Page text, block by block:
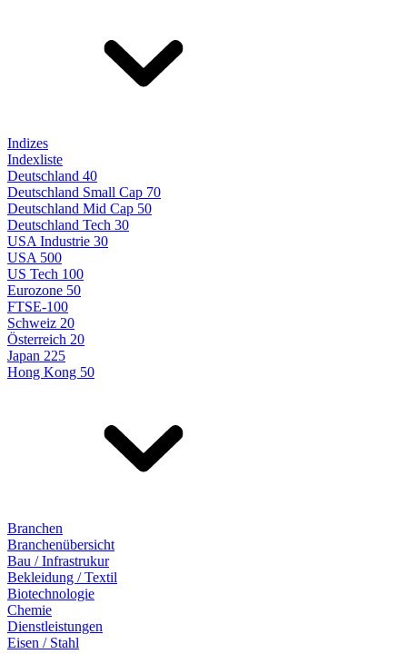
Indizes
Indexliste
Deutschland 40
Deutschland Small Cap 70
Deutschland Mid Cap 50
Deutschland Tech 30
USA Industrie 30
USA 500
US Tech 100
Eurozone 50
FTSE-100
Schweiz 20
Österreich 20
Japan 225
Hong Kong 50
Branchen
Branchenübersicht
Bau / Infrastrukur
Bekleidung / Textil
Biotechnologie
Chemie
Dienstleistungen
Eisen / Stahl